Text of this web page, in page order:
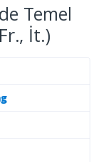
Temel
İt.)